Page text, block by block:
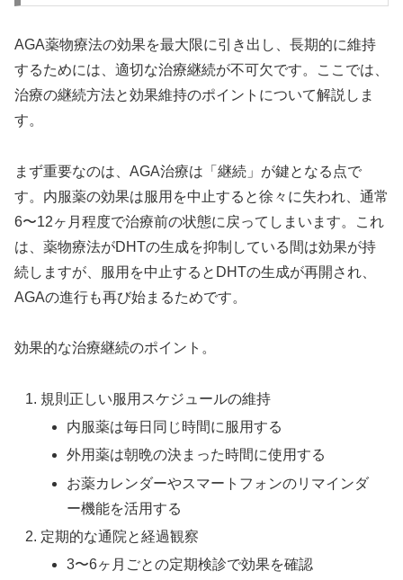
AGA薬物療法の効果を最大限に引き出し、長期的に維持
するためには、適切な治療継続が不可欠です。ここでは、
治療の継続方法と効果維持のポイントについて解説しま
す。
まず重要なのは、AGA治療は「継続」が鍵となる点で
す。内服薬の効果は服用を中止すると徐々に失われ、通常
6〜12ヶ月程度で治療前の状態に戻ってしまいます。これ
は、薬物療法がDHTの生成を抑制している間は効果が持
続しますが、服用を中止するとDHTの生成が再開され、
AGAの進行も再び始まるためです。
効果的な治療継続のポイント。
規則正しい服用スケジュールの維持
内服薬は毎日同じ時間に服用する
外用薬は朝晩の決まった時間に使用する
お薬カレンダーやスマートフォンのリマインダ
ー機能を活用する
定期的な通院と経過観察
3〜6ヶ月ごとの定期検診で効果を確認